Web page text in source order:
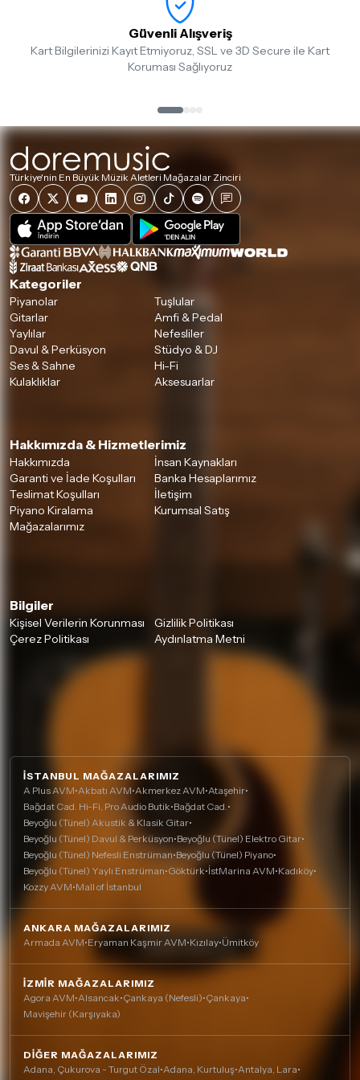
göndermeden önce mutlakaDestek
İade ve değişim koşulları, ürün kategorilerine göre farklılık
gösterebilir. Lütfen satın almadan önce ilgili ürünün
Güvenli Alışveriş
Kart Bilgilerinizi Kayıt Etmiyoruz, SSL ve 3D Secure ile Kart
Koruması Sağlıyoruz
Türkiye'nin En Büyük Müzik Aletleri Mağazalar Zinciri
Kategoriler
Piyanolar
Tuşlular
Gitarlar
Amfi & Pedal
Yaylılar
Nefesliler
Davul & Perküsyon
Stüdyo & DJ
Ses & Sahne
Hi-Fi
Kulaklıklar
Aksesuarlar
Hakkımızda & Hizmetlerimiz
Hakkımızda
İnsan Kaynakları
Garanti ve İade Koşulları
Banka Hesaplarımız
Teslimat Koşulları
İletişim
Piyano Kiralama
Kurumsal Satış
Mağazalarımız
Bilgiler
Kişisel Verilerin Korunması
Gizlilik Politikası
Çerez Politikası
Aydınlatma Metni
İSTANBUL MAĞAZALARIMIZ
A Plus AVM•Akbatı AVM•Akmerkez AVM•Ataşehir•
Bağdat Cad. Hi-Fi, Pro Audio Butik•Bağdat Cad.•
Beyoğlu (Tünel) Akustik & Klasik Gitar•
Beyoğlu (Tünel) Davul & Perküsyon•Beyoğlu (Tünel) Elektro Gitar•
Beyoğlu (Tünel) Nefesli Enstrüman•Beyoğlu (Tünel) Piyano•
Beyoğlu (Tünel) Yaylı Enstrüman•Göktürk•İstMarina AVM•Kadıköy•
Kozzy AVM•Mall of İstanbul
ANKARA MAĞAZALARIMIZ
Armada AVM•Eryaman Kaşmir AVM•Kızılay•Ümitköy
İZMIR MAĞAZALARIMIZ
Agora AVM•Alsancak•Çankaya (Nefesli)•Çankaya•
Mavişehir (Karşıyaka)
DIĞER MAĞAZALARIMIZ
Adana, Çukurova - Turgut Özal•Adana, Kurtuluş•Antalya, Lara•